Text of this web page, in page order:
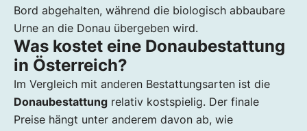
Bord abgehalten, während die biologisch abbaubare
Urne an die Donau übergeben wird.
Was kostet eine Donaubestattung
in Österreich?
Im Vergleich mit anderen Bestattungsarten ist die
Donaubestattung relativ kostspielig. Der finale
Preise hängt unter anderem davon ab, wie